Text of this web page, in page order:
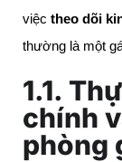
việc theo dõi
thường là một
1.1.
chính
phòng